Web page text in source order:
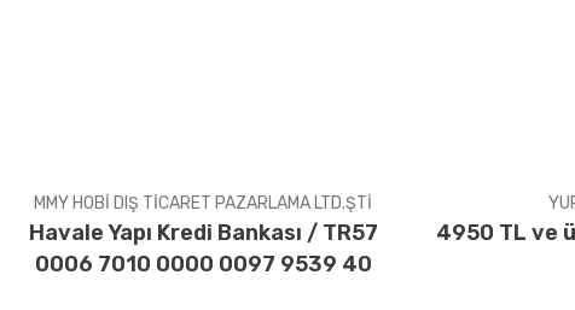
MMY HOBİ DIŞ TİCARET PAZARLAMA LTD.ŞTİ
Havale Yapı Kredi Bankası / TR57
0006 7010 0000 0097 9539 40
4950 TL ve